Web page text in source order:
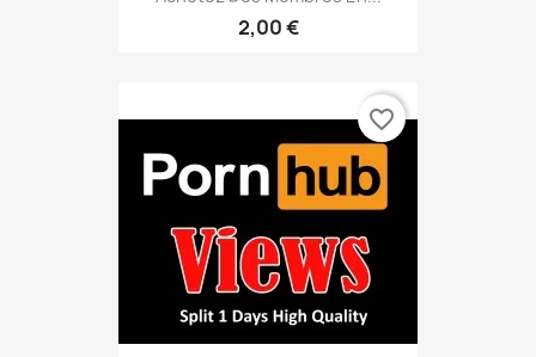
2,00 €
favorite_border